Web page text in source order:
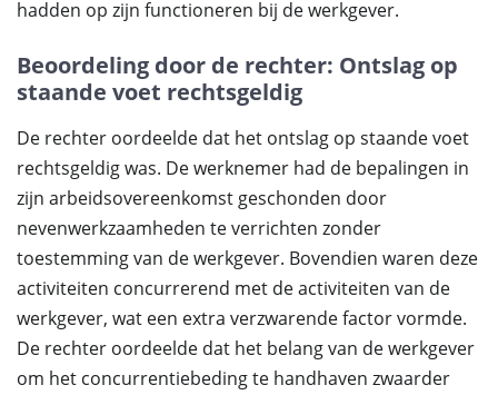
hadden op zijn functioneren bij de werkgever.
Beoordeling door de rechter: Ontslag op
staande voet rechtsgeldig
De rechter oordeelde dat het ontslag op staande voet
rechtsgeldig was. De werknemer had de bepalingen in
zijn arbeidsovereenkomst geschonden door
nevenwerkzaamheden te verrichten zonder
toestemming van de werkgever. Bovendien waren deze
activiteiten concurrerend met de activiteiten van de
werkgever, wat een extra verzwarende factor vormde.
De rechter oordeelde dat het belang van de werkgever
om het concurrentiebeding te handhaven zwaarder